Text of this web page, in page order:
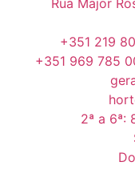
Rua Major
+351 219
+351 969 785
2ª a 6ª: